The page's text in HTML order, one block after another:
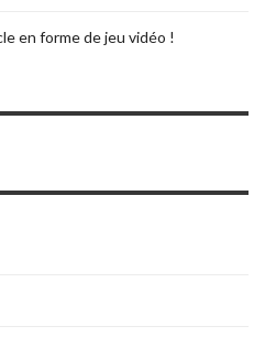
en forme de jeu vidéo !